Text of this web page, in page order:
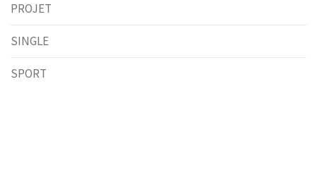
PROJET
SINGLE
SPORT